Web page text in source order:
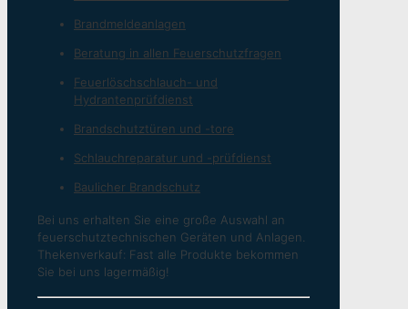
Brandmeldeanlagen
Beratung in allen Feuerschutzfragen
Feuerlöschschlauch- und
Hydrantenprüfdienst
Brandschutztüren und -tore
Schlauchreparatur und -prüfdienst
Baulicher Brandschutz
Bei uns erhalten Sie eine große Auswahl an
feuerschutztechnischen Geräten und Anlagen.
Thekenverkauf: Fast alle Produkte bekommen
Sie bei uns lagermäßig!